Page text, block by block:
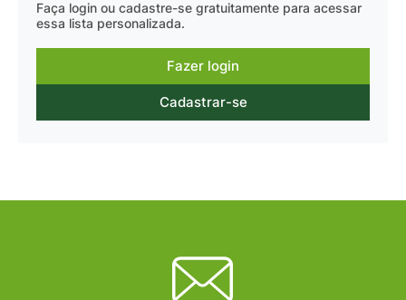
Faça login ou cadastre-se gratuitamente para acessar
essa lista personalizada.
Fazer login
Cadastrar-se